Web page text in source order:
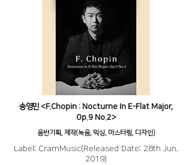
송영민 <F.Chopin : Nocturne In E-Flat Major,
Op.9 No.2>
음반기획, 제작(녹음, 믹싱, 마스터링, 디자인)
Label: CramMusic(Released Date: 28th Jun.
2019)